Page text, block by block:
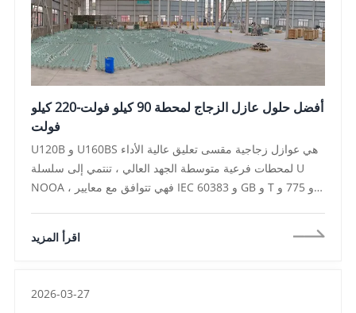
أفضل حلول عازل الزجاج لمحطة 90 كيلو فولت-220 كيلو
فولت
U120B و U160BS هي عوازل زجاجية مقسى تعليق عالية الأداء
لمحطات فرعية متوسطة الجهد العالي ، تنتمي إلى سلسلة U
NOOA ، فهي تتوافق مع معايير IEC 60383 و GB و T و 775 و
اقرأ المزيد
2026-03-27